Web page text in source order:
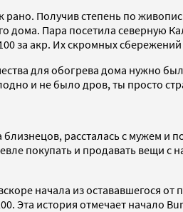
Получив степень по
дома. Пара посетила
за акр. Их скромных
для обогрева дома нужно
и не было дров, ты просто
рассталась с мужем
покупать и продавать вещи
начала из остававшегося
Эта история отмечает начало